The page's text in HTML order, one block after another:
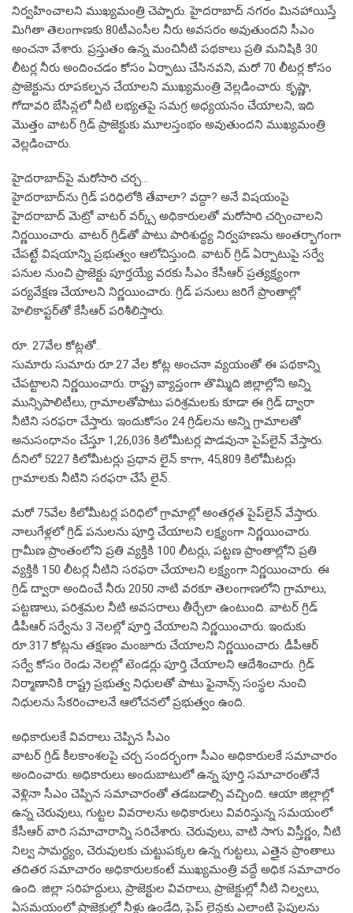
నిర్వహించాలని ముఖ్యమంత్రి చెప్పారు. హైదరాబాద్ నగరం మినహాయిస్తే
మిగితా తెలంగాణకు 80టీఎంసీల నీరు అవసరం అవుతుందని సీఎం
అంచనా వేశారు. ప్రస్తుతం ఉన్న మంచినీటి పథకాలు ప్రతి మనిషికి 30
లీటర్ల నీరు అందించడం కోసం ఏర్పాటు చేసినవని, మరో 70 లీటర్ల కోసం
ప్రాజెక్టును రూపకల్పన చేయాలని ముఖ్యమంత్రి వెల్లడించారు. కృష్ణా,
గోదావరి బేసిన్లలో నీటి లభ్యతపై సమగ్ర అధ్యయనం చేయాలని, ఇది
మొత్తం వాటర్ గ్రిడ్ ప్రాజెక్టుకు మూలస్తంభం అవుతుందని ముఖ్యమంత్రి
వెల్లడించారు.
హైదరాబాద్‌పై మరోసారి చర్చ…
హైదరాబాద్‌ను గ్రిడ్ పరిధిలోకి తేవాలా? వద్దా? అనే విషయంపై
హైదరాబాద్ మెట్రో వాటర్ వర్క్స్ అధికారులతో మరోసారి చర్చించాలని
నిర్ణయించారు. వాటర్ గ్రిడ్‌తో పాటు పారిశుద్ధ్య నిర్వహణను అంతర్భాగంగా
చేపట్టే విషయాన్ని ప్రభుత్వం ఆలోచిస్తుంది. వాటర్ గ్రిడ్ ఏర్పాటుపై సర్వే
పనుల నుంచి ప్రాజెక్టు పూర్తయ్యే వరకు సీఎం కేసీఆర్ ప్రత్యక్ష్యంగా
పర్యవేక్షణ చేయాలని నిర్ణయించారు. గ్రిడ్ పనులు జరిగే ప్రాంతాల్లో
హెలికాప్టర్‌తో కేసీఆర్ పరిశీలిస్తారు.
రూ. 27వేల కోట్లతో..
సుమారు సుమారు రూ.27 వేల కోట్ల అంచనా వ్యయంతో ఈ పథకాన్ని
చేపట్టాలని నిర్ణయించారు. రాష్ట్ర వ్యాప్తంగా తొమ్మిది జిల్లాల్లోని అన్ని
మున్సిపాలిటీలు, గ్రామాలతోపాటు పరిశ్రమలకు కూడా ఈ గ్రిడ్ ద్వారా
నీటిని సరఫరా చేస్తారు. ఇందుకోసం 24 గ్రిడ్‌లను అన్ని గ్రామాలతో
అనుసంధానం చేస్తూ 1,26,036 కిలోమీటర్ల పొడవునా పైప్‌లైన్ వేస్తారు.
దీనిలో 5227 కిలోమీటర్లు ప్రధాన లైన్ కాగా, 45,809 కిలోమీటర్లు
గ్రామాలకు నీటిని సరఫరా చేసే లైన్.
మరో 75వేల కిలోమీటర్ల పరిధిలో గ్రామాల్లో అంతర్గత పైప్‌లైన్ వేస్తారు.
నాలుగేళ్లలో గ్రిడ్ పనులను పూర్తి చేయాలని లక్ష్యంగా నిర్ణయించారు.
గ్రామీణ ప్రాంతంలోని ప్రతి వ్యక్తికి 100 లీటర్లు, పట్టణ ప్రాంతాల్లోని ప్రతి
వ్యక్తికి 150 లీటర్ల నీటిని సరఫరా చేయాలని లక్ష్యంగా నిర్ణయించారు. ఈ
గ్రిడ్ ద్వారా అందించే నీరు 2050 నాటి వరకూ తెలంగాణలోని గ్రామాలు,
పట్టణాలు, పరిశ్రమల నీటి అవసరాలు తీర్చేలా ఉంటుంది. వాటర్ గ్రిడ్
డీపీఆర్ సర్వేను 3 నెలల్లో పూర్తి చేయాలని నిర్ణయించారు. ఇందుకు
రూ.317 కోట్లను తక్షణం మంజూరు చేయాలని నిర్ణయించారు. డీపీఆర్
సర్వే కోసం రెండు నెలల్లో టెండర్లు పూర్తి చేయాలని ఆదేశించారు. గ్రిడ్
నిర్మాణానికి రాష్ట్ర ప్రభుత్వ నిధులతో పాటు ఫైనాన్స్ సంస్థల నుంచి
నిధులను సేకరించాలనే ఆలోచనలో ప్రభుత్వం ఉంది.
అధికారులకే వివరాలు చెప్పిన సీఎం
వాటర్ గ్రిడ్ కీలకాంశలపై చర్చ సందర్భంగా సీఎం అధికారులకే సమాచారం
అందించారు. అధికారులు అందుబాటులో ఉన్న పూర్తి సమాచారంతోనే
వెళ్లినా సీఎం చెప్పిన సమాచారంతో తడబడాల్సి వచ్చింది. ఆయా జిల్లాల్లో
ఉన్న చెరువులు, గుట్టల వివరాలను అధికారులు వివరిస్తున్న సమయంలో
కేసీఆర్ వారి సమాచారాన్ని సరిచేశారు. చెరువులు, వాటి సాగు విస్తీర్ణం, నీటి
నిల్వ సామర్థ్యం, చెరువులకు చుట్టుపక్కల ఉన్న గుట్టలు, ఎత్తైన ప్రాంతాలు
తదితర సమాచారం అధికారులకంటే ముఖ్యమంత్రి వద్దే అధిక సమాచారం
ఉంది. జిల్లా సరిహద్దులు, ప్రాజెక్టుల వివరాలు, ప్రాజెక్టుల్లో నీటి నిల్వలు,
ఏసమయంలో ప్రాజెక్టుల్లో నీళ్లు ఉండేది, పైప్ లైన్లకు ఎలాంటి పైపులను